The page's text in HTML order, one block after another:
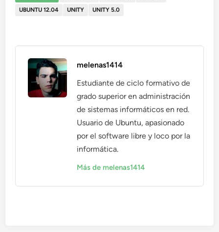
UBUNTU 12.04
UNITY UNITY 5.0
melenas1414
Estudiante de ciclo formativo de
grado superior en administración
de sistemas informáticos en red.
Usuario de Ubuntu, apasionado
por el software libre y loco por la
informática.
Más de melenas1414